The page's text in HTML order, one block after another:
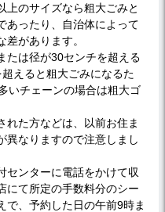
上のサイズなら粗大ごみと
あったり、自治体によって
があります。
たは径が30センチを超える
えると粗大ごみになるた
いチェーンの場合は粗大ゴ
れた方などは、以前お住ま
異なりますので注意しまし
センターに電話をかけて収
にて所定の手数料分のシー
で、予約した日の午前9時ま